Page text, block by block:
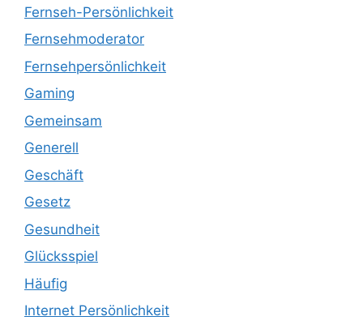
Fernseh-Persönlichkeit
Fernsehmoderator
Fernsehpersönlichkeit
Gaming
Gemeinsam
Generell
Geschäft
Gesetz
Gesundheit
Glücksspiel
Häufig
Internet Persönlichkeit